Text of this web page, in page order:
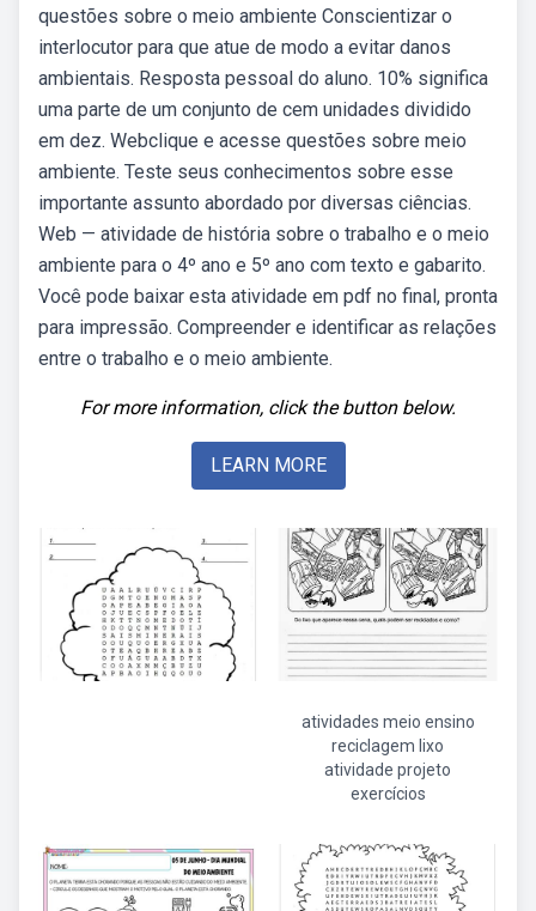
questões sobre o meio ambiente Conscientizar o
interlocutor para que atue de modo a evitar danos
ambientais. Resposta pessoal do aluno. 10% significa
uma parte de um conjunto de cem unidades dividido
em dez. Webclique e acesse questões sobre meio
ambiente. Teste seus conhecimentos sobre esse
importante assunto abordado por diversas ciências.
Web — atividade de história sobre o trabalho e o meio
ambiente para o 4º ano e 5º ano com texto e gabarito.
Você pode baixar esta atividade em pdf no final, pronta
para impressão. Compreender e identificar as relações
entre o trabalho e o meio ambiente.
For more information, click the button below.
LEARN MORE
atividades meio ensino
reciclagem lixo
atividade projeto
exercícios